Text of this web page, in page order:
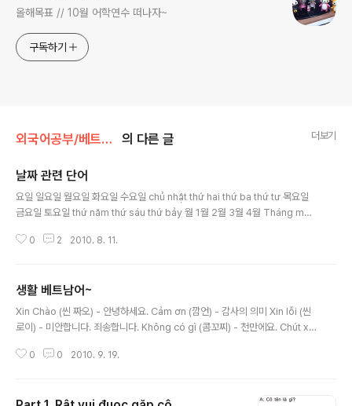
올해목표 // 10월 어학연수 떠나자~
구독하기
외국어공부/베트남어배우기! 의 다른 글 더보기
날짜 관련 단어
요일 일요일 월요일 화요일 수요일 chủ nhật thứ hai thứ ba thứ tư 목요일
금요일 토요일 thứ năm thứ sáu thứ bảy 월 1월 2월 3월 4월 Tháng một
áu Tháng bảy Tháng tám 9월 10월 11월 12월 Tháng chín Tháng mư
주 이번 주 다음 주 다 다음 주 tuần trước nữa tuần trước tuần này tuần s
au tuầ..
0 2 2010. 8. 11.
생활 베트남어~
Xin Chào (씬 짜오) - 안녕하세요. Cảm ơn (깜언) - 감사의 의미 Xin lỗi (씬
로이) - 미안합니다. 죄송합니다. Không có gì (콤꼬찌) - 천만에요. Chút xiu
부를 때 쓰는 말 (식당에서 자주 사용) Sáng mai (쌍 마이) - 내일 아침 Không
0 0 2010. 9. 19.